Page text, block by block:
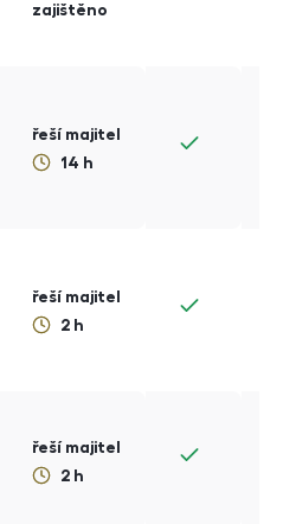
zajištěno
řeší majitel
14 h
řeší majitel
2 h
řeší majitel
2 h